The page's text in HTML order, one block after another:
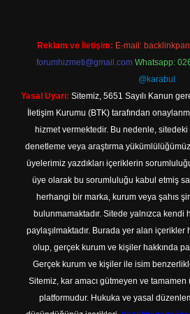
Reklam ve İletişim: E-mail:
forumhizmeti@gmail.com Whatsapp:
@karabul
Yasal Uyarı: Sitemiz, 5651 Sayılı Kanun
İletişim Kurumu (BTK) tarafından
hizmet vermektedir. Bu nedenle,
denetleme veya araştırma
üyelerimiz yazdıkları içeriklerin
üye olarak bu sorumluluğu kabul etmiş
herhangi bir marka, kurum veya şahıs
bulunmamaktadır. Sitede yalnızca kendi
paylaşılmaktadır. Burada yer alan içerikler
olup, gerçek kurum ve kişiler hakkında
Gerçek kurum ve kişiler ile isim
Sitemiz, kar amacı gütmeyen ve
platformudur. Hukuka ve yasal